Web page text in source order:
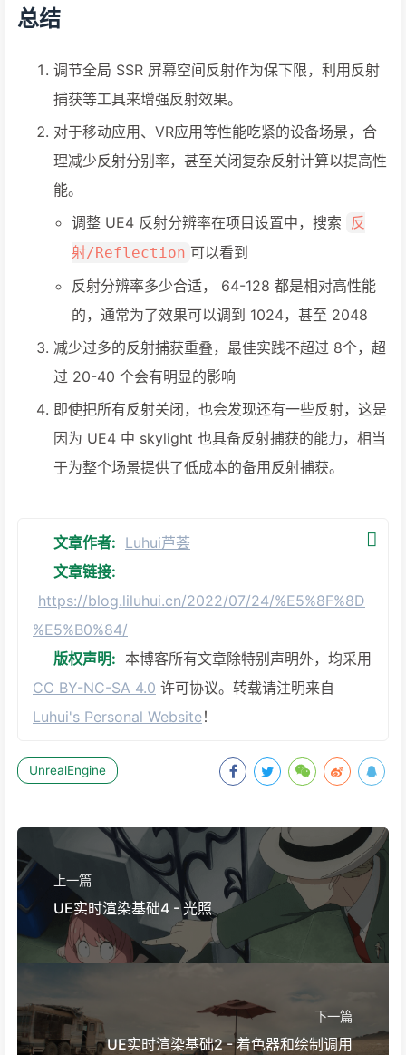
总结
调节全局 SSR 屏幕空间反射作为保下限，利用反射
捕获等工具来增强反射效果。
对于移动应用、VR应用等性能吃紧的设备场景，合
理减少反射分别率，甚至关闭复杂反射计算以提高性
能。
调整 UE4 反射分辨率在项目设置中，搜索
反
射/Reflection 可以看到
反射分辨率多少合适， 64-128 都是相对高性能
的，通常为了效果可以调到 1024，甚至 2048
减少过多的反射捕获重叠，最佳实践不超过 8个，超
过 20-40 个会有明显的影响
即使把所有反射关闭，也会发现还有一些反射，这是
因为 UE4 中 skylight 也具备反射捕获的能力，相当
于为整个场景提供了低成本的备用反射捕获。
文章作者: Luhui芦荟
文章链接:
https://blog.liluhui.cn/2022/07/24/%E5%8F%8D
%E5%B0%84/
版权声明: 本博客所有文章除特别声明外，均采用
CC BY-NC-SA 4.0 许可协议。转载请注明来自
Luhui's Personal Website！
UnrealEngine
上一篇
UE实时渲染基础4 - 光照
下一篇
UE实时渲染基础2 - 着色器和绘制调用